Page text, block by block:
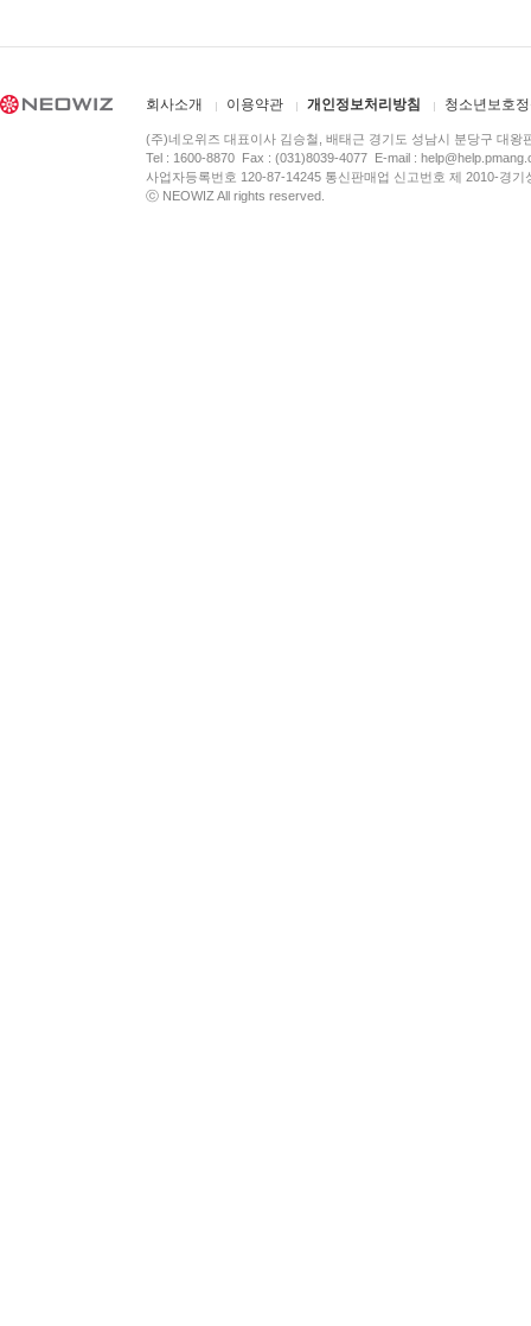
회사소개 이용약관 개인정보처리방침 청소년보호
(주)네오위즈 대표이사 김승철, 배태근 경기도 성남시 분당구 대왕
Tel : 1600-8870 Fax : (031)8039-4077 E-mail :
사업자등록번호 120-87-14245 통신판매업 신고번호 제 2010-경
ⓒ NEOWIZ All rights reserved.